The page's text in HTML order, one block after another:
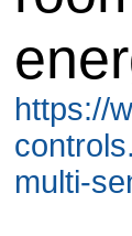
https://
multi-